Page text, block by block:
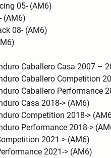
05- (AM6)
(AM6)
08- (AM6)
Caballero Casa 2007 –
Caballero Competition
Caballero Performance
Casa 2018-> (AM6)
Competition 2018->
Performance 2018->
2021-> (AM6)
2021-> (AM6)